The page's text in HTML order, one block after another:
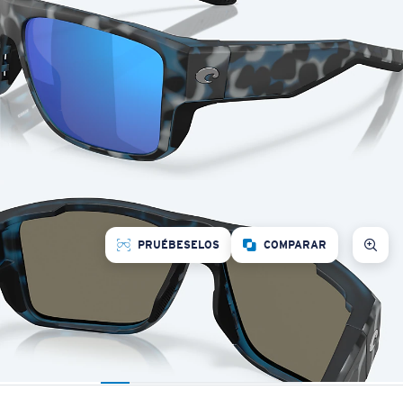
PRUÉBESELOS COMPARAR